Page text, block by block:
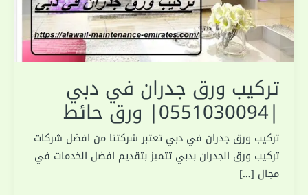
تركيب ورق جدران في دبي
|0551030094| ورق حائط
تركيب ورق جدران في دبي تعتبر شركتنا من افضل شركات
تركيب ورق الجدران بدبي تتميز بتقديم افضل الخدمات في
مجال […]